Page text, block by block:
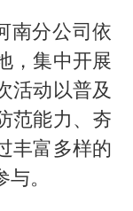
天茅台提价
走绝了
贯穿浙江
360多个问题
上四休三，但降薪1000元，你接受吗？
南分公司依
，集中开展
活动以普及
范能力、夯
丰富多样的
。